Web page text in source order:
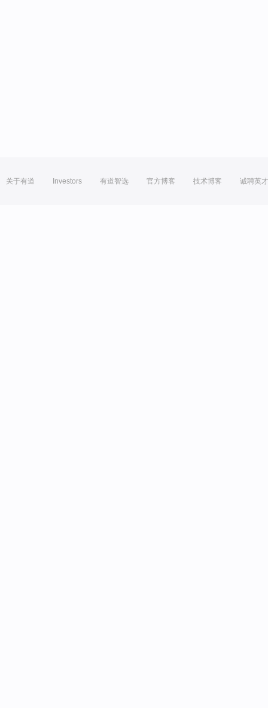
关于有道 Investors 有道智选 官方博客 技术博客 诚聘英才